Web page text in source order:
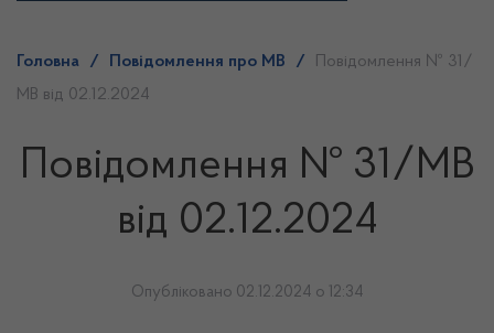
Головна / Повідомлення про МВ /
Повідомлення № 31/
МВ від 02.12.2024
Повідомлення № 31/МВ
від 02.12.2024
Опубліковано 02.12.2024 о 12:34